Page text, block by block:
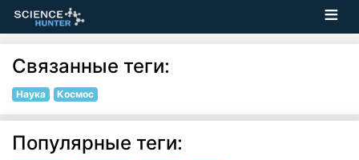
Связанные теги:
Наука Космос
Популярные теги: